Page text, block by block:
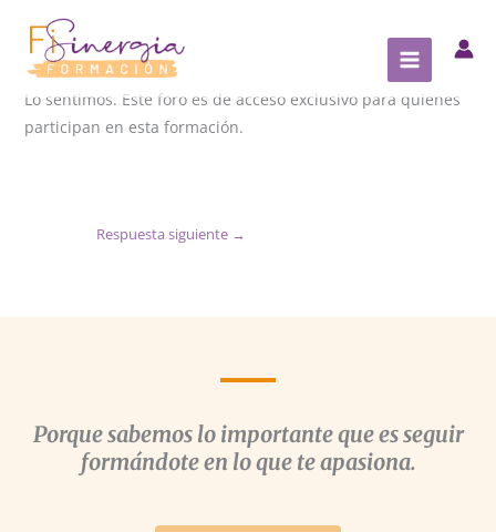
contenido
Lo sentimos. Este foro es de acceso exclusivo para quienes
participan en esta formación.
Respuesta siguiente →
Porque sabemos lo importante que es seguir
formándote en lo que te apasiona.